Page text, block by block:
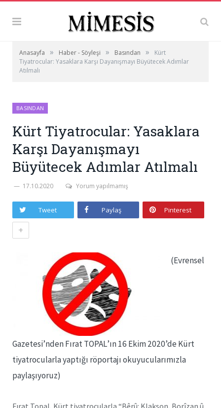
Anasayfa » Haber - Söyleşi » Basından »
Kürt
Tiyatrocular: Yasaklara Karşı Dayanışmayı Büyütecek Adımlar
Atılmalı
BASINDAN
Kürt Tiyatrocular: Yasaklara
Karşı Dayanışmayı
Büyütecek Adımlar Atılmalı
17.10.2020 Yorum yapılmamış
Tweet Paylaş Pinterest
+
(Evrensel
Gazetesi’nden Fırat TOPAL’ın 16 Ekim 2020’de Kürt
tiyatrocularla yaptığı röportajı okuyucularımızla
paylaşıyoruz)
Fırat Topal, Kürt tiyatrocularla “Bêrû: Klakson, Borîzan û